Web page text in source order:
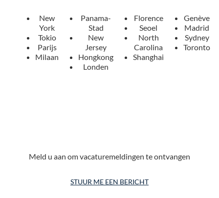
New
York
Tokio
Parijs
Milaan
Panama-
Stad
New
Jersey
Hongkong
Londen
Florence
Seoel
North
Carolina
Shanghai
Genève
Madrid
Sydney
Toronto
Meld u aan om vacaturemeldingen te ontvangen
STUUR ME EEN BERICHT